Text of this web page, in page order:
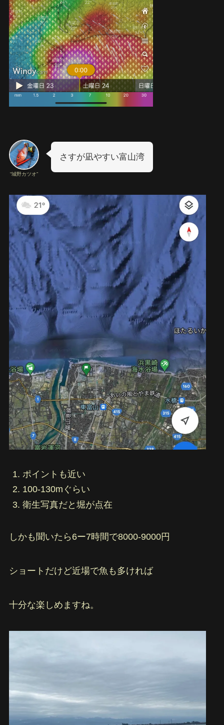
“城野カツオ”
さすが凪やすい富山湾
ポイントも近い
100-130mぐらい
衛生写真だと堀が点在
しかも聞いたら6ー7時間で8000-9000円
ショートだけど近場で魚も多ければ
十分な楽しめますね。